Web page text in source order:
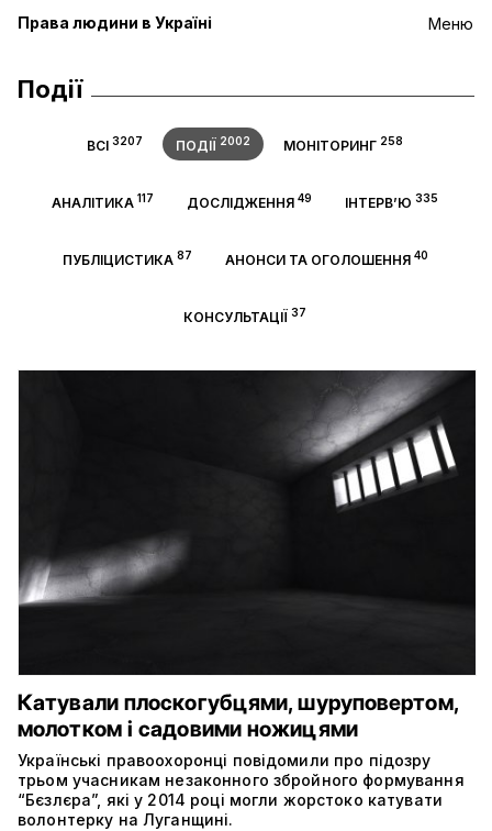
Меню
Права людини в Україні
Події
ВСІ 3207 ПОДІЇ 2002 МОНІТОРИНГ 258
АНАЛІТИКА 117 ДОСЛІДЖЕННЯ 49 ІНТЕРВ’Ю 335
ПУБЛІЦИСТИКА 87 АНОНСИ ТА ОГОЛОШЕННЯ40
КОНСУЛЬТАЦІЇ 37
Катували плоскогубцями, шуруповертом,
молотком і садовими ножицями
Українські правоохоронці повідомили про підозру
трьом учасникам незаконного збройного формування
“Бєзлєра”, які у 2014 році могли жорстоко катувати
волонтерку на Луганщині.